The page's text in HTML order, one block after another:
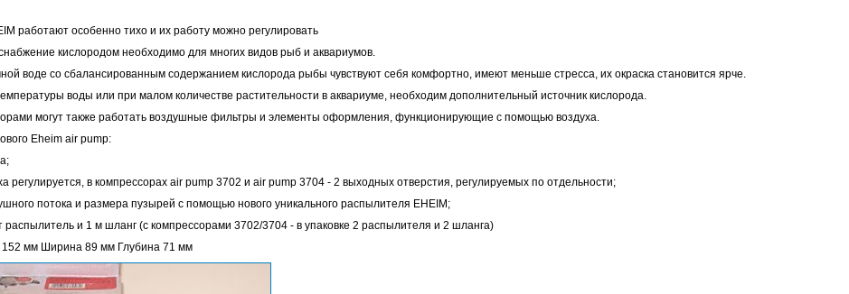
работают особенно тихо и их работу можно регулировать
кислородом необходимо для многих видов рыб и аквариумов.
воде со сбалансированным содержанием кислорода рыбы чувствуют себя комфортно, имеют меньше стресса, их окраска становится ярче.
воды или при малом количестве растительности в аквариуме, необходим дополнительный источник кислорода.
могут также работать воздушные фильтры и элементы оформления, функционирующие с помощью воздуха.
Eheim air pump:
регулируется, в компрессорах air pump 3702 и air pump 3704 - 2 выходных отверстия, регулируемых по отдельности;
потока и размера пузырей с помощью нового уникального распылителя EHEIM;
распылитель и 1 м шланг (с компрессорами 3702/3704 - в упаковке 2 распылителя и 2 шланга)
мм Ширина 89 мм Глубина 71 мм